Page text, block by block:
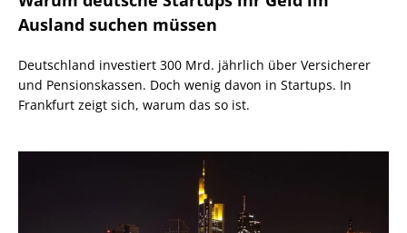
Ausland suchen müssen
Deutschland investiert 300 Mrd. jährlich über Versicherer
und Pensionskassen. Doch wenig davon in Startups. In
Frankfurt zeigt sich, warum das so ist.